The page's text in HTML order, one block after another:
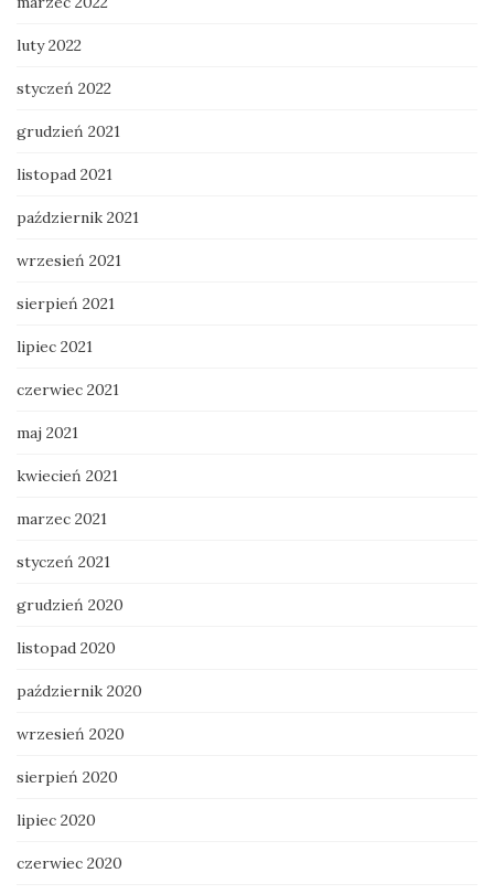
luty 2022
styczeń 2022
grudzień 2021
listopad 2021
październik 2021
wrzesień 2021
sierpień 2021
lipiec 2021
czerwiec 2021
maj 2021
kwiecień 2021
marzec 2021
styczeń 2021
grudzień 2020
listopad 2020
październik 2020
wrzesień 2020
sierpień 2020
lipiec 2020
czerwiec 2020